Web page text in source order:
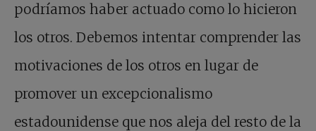
podríamos haber actuado como lo hicieron
los otros. Debemos intentar comprender las
motivaciones de los otros en lugar de
promover un excepcionalismo
estadounidense que nos aleja del resto de la